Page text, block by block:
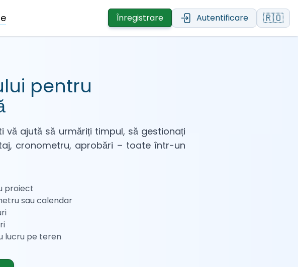
Înregistrare Autentificare 🇷🇴
pentru
ajută să urmăriți timpul, să gestionați
cronometru, aprobări – toate într-un
proiect
sau calendar
lucru pe teren